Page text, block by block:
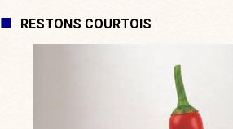
RESTONS COURTOIS